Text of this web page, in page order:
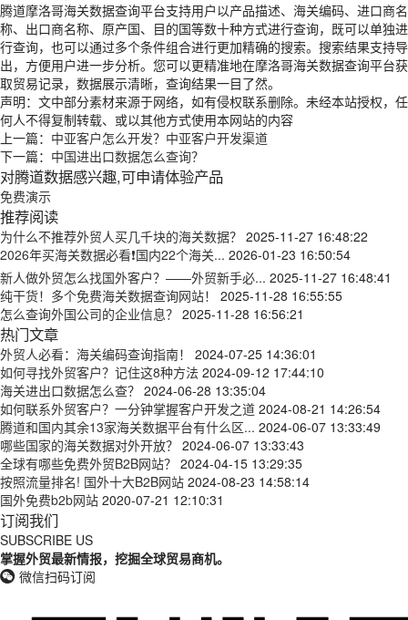
腾道摩洛哥海关数据查询平台支持用户以产品描述、海关编码、进口商名
称、出口商名称、原产国、目的国等数十种方式进行查询，既可以单独进
行查询，也可以通过多个条件组合进行更加精确的搜索。搜索结果支持导
出，方便用户进一步分析。您可以更精准地在摩洛哥海关数据查询平台获
取贸易记录，数据展示清晰，查询结果一目了然。
声明：文中部分素材来源于网络，如有侵权联系删除。未经本站授权，任
何人不得复制转载、或以其他方式使用本网站的内容
上一篇： 中亚客户怎么开发？中亚客户开发渠道
下一篇： 中国进出口数据怎么查询？
对腾道数据感兴趣,可申请体验产品
免费演示
推荐阅读
为什么不推荐外贸人买几千块的海关数据？ 2025-11-27 16:48:22
2026年买海关数据必看❗国内22个海关... 2026-01-23 16:50:54
新人做外贸怎么找国外客户？——外贸新手必... 2025-11-27 16:48:41
纯干货！多个免费海关数据查询网站！
2025-11-28 16:55:55
怎么查询外国公司的企业信息？ 2025-11-28 16:56:21
热门文章
外贸人必看：海关编码查询指南！
2024-07-25 14:36:01
如何寻找外贸客户？记住这8种方法 2024-09-12 17:44:10
海关进出口数据怎么查？ 2024-06-28 13:35:04
如何联系外贸客户？一分钟掌握客户开发之道 2024-08-21 14:26:54
腾道和国内其余13家海关数据平台有什么区... 2024-06-07 13:33:49
哪些国家的海关数据对外开放？ 2024-06-07 13:33:43
全球有哪些免费外贸B2B网站？ 2024-04-15 13:29:35
按照流量排名! 国外十大B2B网站 2024-08-23 14:58:14
国外免费b2b网站 2020-07-21 12:10:31
订阅我们
SUBSCRIBE US
掌握外贸最新情报，挖掘全球贸易商机。
微信扫码订阅